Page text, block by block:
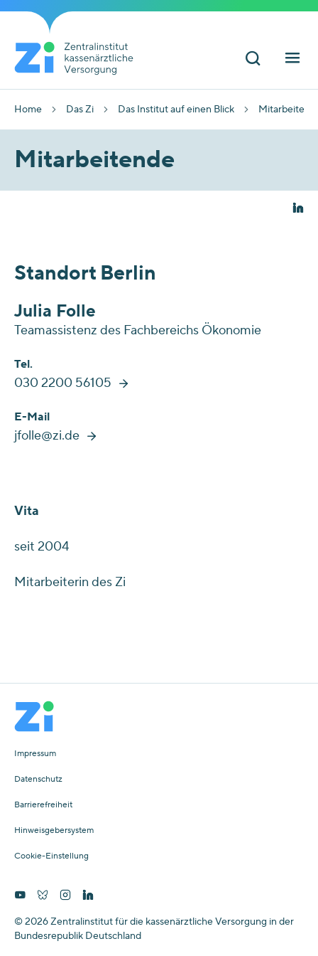
Home Das Zi Das Institut auf einen Blick
Mitarbeitende
Standort Berlin
Julia Folle
Teamassistenz des Fachbereichs Ökonomie
Tel.
030 2200 56105
E-Mail
jfolle@zi.de
Vita
seit 2004
Mitarbeiterin des Zi
Impressum
Datenschutz
Barrierefreiheit
Hinweisgebersystem
Cookie-Einstellung
© 2026 Zentralinstitut für die kassenärztliche Versorgung in der
Bundesrepublik Deutschland